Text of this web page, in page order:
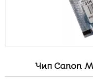
Чип Canon